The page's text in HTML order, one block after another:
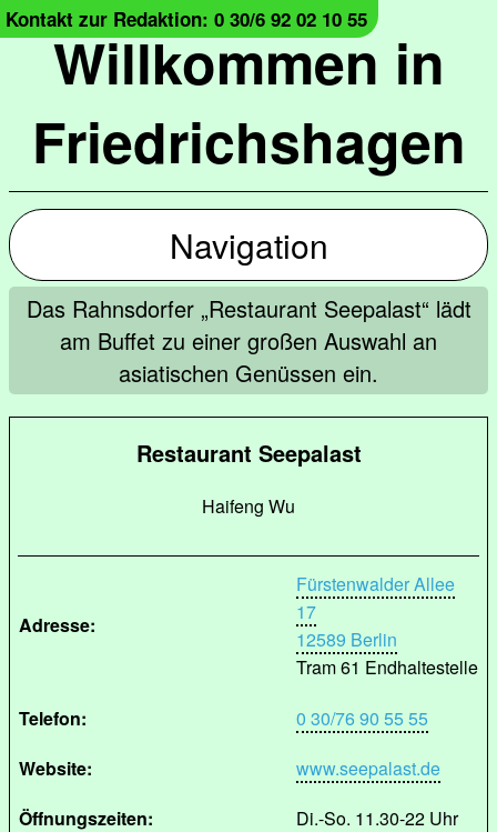
Willkommen in
Friedrichshagen
Kontakt zur Redaktion: 0 30/6 92 02 10 55
Navigation
Das Rahnsdorfer „Restaurant Seepalast“ lädt
am Buffet zu einer großen Auswahl an
asiatischen Genüssen ein.
Restaurant Seepalast
Haifeng Wu
Adresse:
Fürstenwalder Allee
17
12589 Berlin
Tram 61 Endhaltestelle
Telefon:
0 30/76 90 55 55
Website:
www.seepalast.de
Öffnungszeiten:
Di.-So. 11.30-22 Uhr